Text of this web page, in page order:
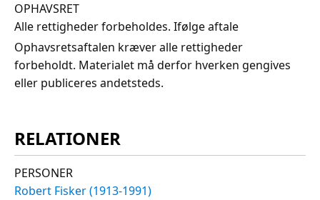
OPHAVSRET
Alle rettigheder forbeholdes. Ifølge aftale
Ophavsretsaftalen kræver alle rettigheder
forbeholdt. Materialet må derfor hverken gengives
eller publiceres andetsteds.
RELATIONER
PERSONER
Robert Fisker (1913-1991)